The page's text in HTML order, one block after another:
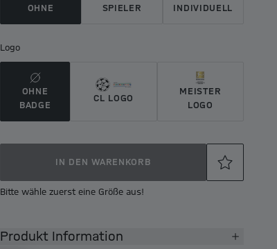
OHNE SPIELER INDIVIDUELL
Logo
OHNE
BADGE
CL LOGO
MEISTER
LOGO
IN DEN WARENKORB
Bitte wähle zuerst eine Größe aus!
Produkt Information